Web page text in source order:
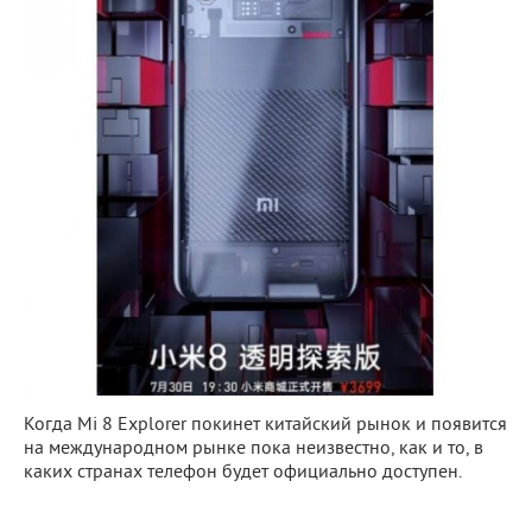
Когда Mi 8 Explorer покинет китайский рынок и появится
на международном рынке пока неизвестно, как и то, в
каких странах телефон будет официально доступен.